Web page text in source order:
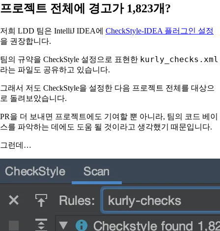
프로젝트 전체에 경고가 1,823개?
저희 LDD 팀은 IntelliJ IDEA에 CheckStyle-IDEA 플러그인 설정
을 권장합니다.
팀의 규약을 CheckStyle 설정으로 표현한 kurly_checks.xml
라는 파일도 공유하고 있습니다.
그래서 저도 CheckStyle을 설정한 다음 프로젝트 전체를 대상으
로 돌려보았습니다.
PR을 더 보내면 프로젝트에도 기여할 뿐 아니라, 팀의 코드 베이
스를 파악하는 데에도 도움 될 것이라고 생각했기 때문입니다.
그런데…